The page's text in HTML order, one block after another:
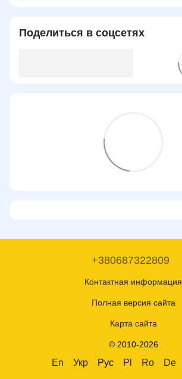
Поделиться в соцсетях
+380687322809
Контактная информация
Полная версия сайта
Карта сайта
© 2010-2026
En Укр Рус Pl Ro De